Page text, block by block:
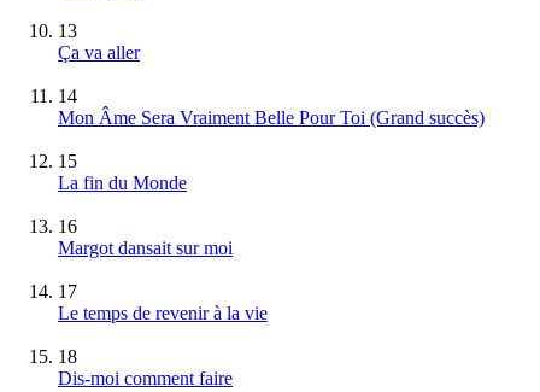
13
Ça va aller
14
Mon Âme Sera Vraiment Belle Pour Toi (Grand succès)
15
La fin du Monde
16
Margot dansait sur moi
17
Le temps de revenir à la vie
18
Dis-moi comment faire